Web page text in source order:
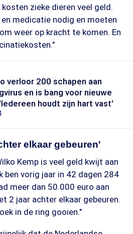
zieke dieren veel geld.
medicatie nodig en moeten
weer op kracht te komen. En
verloor 200 schapen aan
en is bang voor nieuwe
houdt zijn hart vast'
elkaar gebeuren'
Kemp is veel geld kwijt aan
ben vorig jaar in 42 dagen 284
meer dan 50.000 euro aan
2 jaar achter elkaar gebeuren.
in de ring gooien."